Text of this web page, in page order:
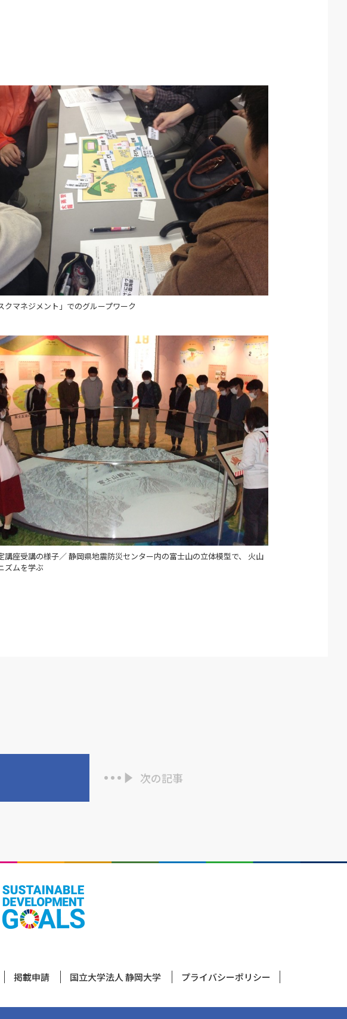
クマネジメント」でのグループワーク
講座受講の様子／ 静岡県地震防災センター内の富士山の立体模型で、 火山
ズムを学ぶ
次の記事
掲載申請 国立大学法人 静岡大学 プライバシーポリシー